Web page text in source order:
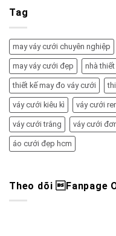
Tag
may váy cưới chuyên nghiệp
may váy cưới đẹp nhà
thiết kế may đo váy cưới
váy cưới kiêu kì váy cưới
váy cưới trắng váy cưới
áo cưới đẹp hcm
Theo dõi Fanpage